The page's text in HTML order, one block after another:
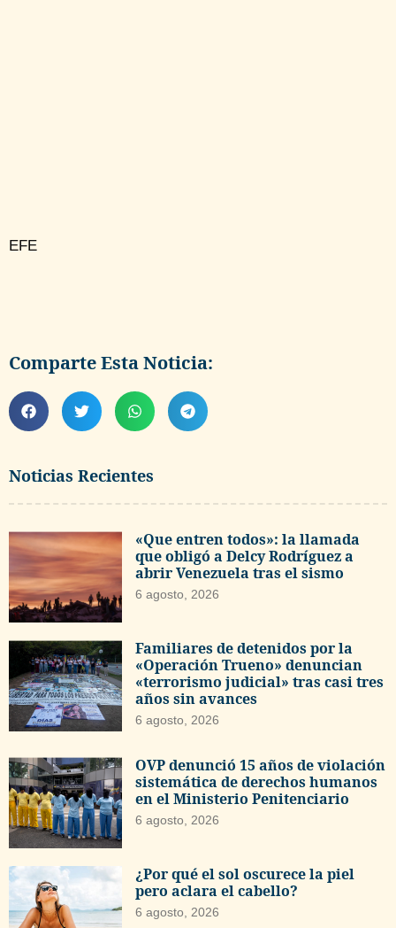
Noticias Recientes
«Que entren todos»: la llamada
que obligó a Delcy Rodríguez a
abrir Venezuela tras el sismo
6 agosto, 2026
Familiares de detenidos por la
«Operación Trueno» denuncian
«terrorismo judicial» tras casi tres
años sin avances
6 agosto, 2026
OVP denunció 15 años de violación
sistemática de derechos humanos
en el Ministerio Penitenciario
6 agosto, 2026
¿Por qué el sol oscurece la piel
pero aclara el cabello?
6 agosto, 2026
EFE
Comparte Esta Noticia: